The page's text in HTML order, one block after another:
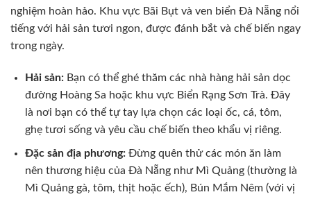
nghiệm hoàn hảo. Khu vực Bãi Bụt và ven biển Đà Nẵng nổi
tiếng với hải sản tươi ngon, được đánh bắt và chế biến ngay
trong ngày.
Hải sản:Bạn có thể ghé thăm các nhà hàng hải sản dọc
đường Hoàng Sa hoặc khu vực Biển Rạng Sơn Trà. Đây
là nơi bạn có thể tự tay lựa chọn các loại ốc, cá, tôm,
ghẹ tươi sống và yêu cầu chế biến theo khẩu vị riêng.
Đặc sản địa phương:Đừng quên thử các món ăn làm
nên thương hiệu của Đà Nẵng như Mì Quảng (thường là
Mì Quảng gà, tôm, thịt hoặc ếch), Bún Mắm Nêm (với vị